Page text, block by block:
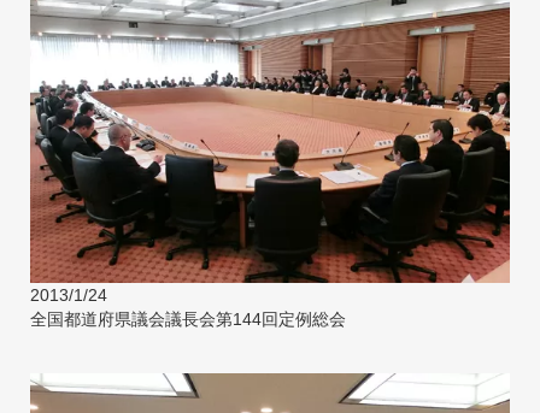
2013/1/24
全国都道府県議会議長会第144回定例総会